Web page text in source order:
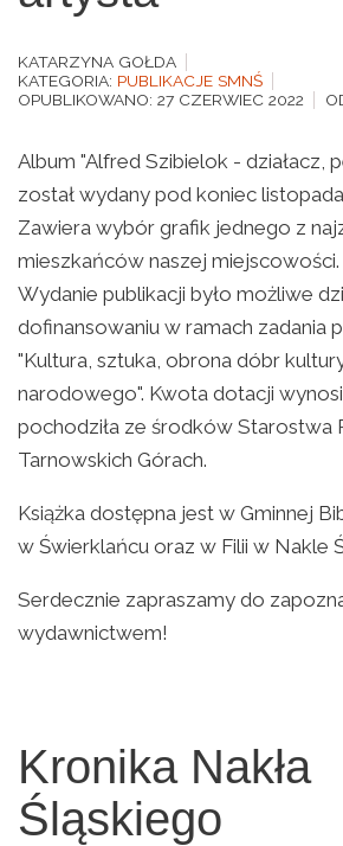
KATARZYNA GOŁDA
KATEGORIA: PUBLIKACJE SMNŚ
OPUBLIKOWANO: 27 CZERWIEC 2022
Album "Alfred Szibielok - działacz,
został wydany pod koniec
Zawiera wybór grafik jednego z
mieszkańców naszej miejscowości.
Wydanie publikacji było możliwe
dofinansowaniu w ramach zadania
"Kultura, sztuka, obrona dóbr
narodowego". Kwota dotacji
pochodziła ze środków
Tarnowskich Górach.
Książka dostępna jest w Gminnej
w Świerklańcu oraz w Filii w Nakle
Serdecznie zapraszamy do
wydawnictwem!
Kronika Nakła
Śląskiego